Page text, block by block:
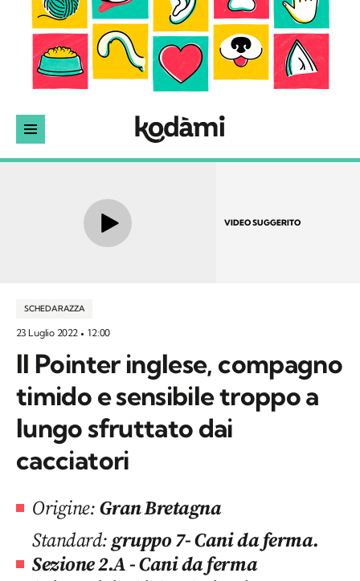
VIDEO SUGGERITO
SCHEDA RAZZA
23 Luglio 2022 12:00
Il Pointer inglese, compagno
timido e sensibile troppo a
lungo sfruttato dai
cacciatori
Origine:Gran Bretagna
Standard:gruppo 7- Cani da ferma.
Sezione 2.A - Cani da ferma